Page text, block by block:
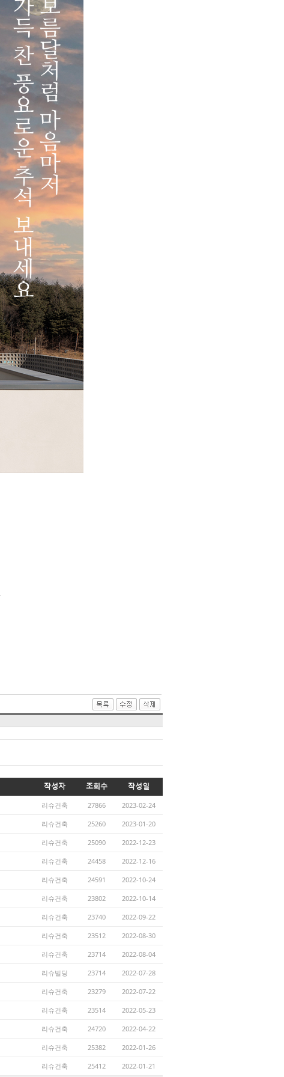
작성자 조회수 작성일
리슈건축 27866 2023-02-24
리슈건축 25260 2023-01-20
리슈건축 25090 2022-12-23
리슈건축 24458 2022-12-16
리슈건축 24591 2022-10-24
리슈건축 23802 2022-10-14
리슈건축 23740 2022-09-22
리슈건축 23512 2022-08-30
리슈건축 23714 2022-08-04
리슈빌딩 23714 2022-07-28
리슈건축 23279 2022-07-22
리슈건축 23514 2022-05-23
리슈건축 24720 2022-04-22
리슈건축 25382 2022-01-26
리슈건축 25412 2022-01-21